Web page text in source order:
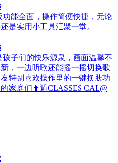
能全面，操作简便快捷，无论
是实用小工具汇聚一堂。
子们的快乐源泉，画面温馨不
，一边听歌还能摇一摇切换歌
特别喜欢操作里的一键换肤功
家庭们👨‍遁️CLASSES CAL@